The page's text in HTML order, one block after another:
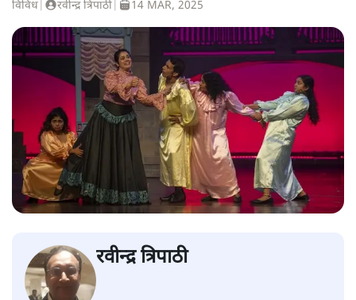
विविध रवीन्द्र त्रिपाठी 14 MAR, 2025
रवीन्द्र त्रिपाठी